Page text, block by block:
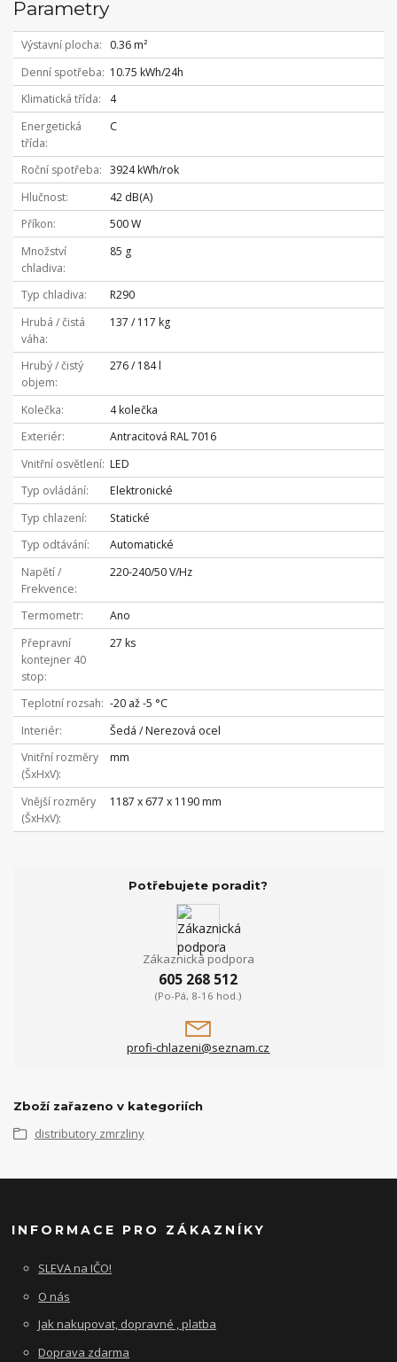
Parametry
Výstavní plocha
0.36 m²
Denní spotřeba
10.75 kWh/24h
Klimatická třída
4
Energetická
třída
C
Roční spotřeba
3924 kWh/rok
Hlučnost
42 dB(A)
Příkon
500 W
Množství
chladiva
85 g
Typ chladiva
R290
Hrubá / čistá
váha
137 / 117 kg
Hrubý / čistý
objem
276 / 184 l
Kolečka
4 kolečka
Exteriér
Antracitová RAL 7016
Vnitřní osvětlení LED
Typ ovládání
Elektronické
Typ chlazení
Statické
Typ odtávání
Automatické
Napětí /
Frekvence
220-240/50 V/Hz
Termometr
Ano
Přepravní
kontejner 40
stop
27 ks
Teplotní rozsah
-20 až -5 °C
Interiér
Šedá / Nerezová ocel
Vnitřní rozměry
(ŠxHxV)
mm
Vnější rozměry
(ŠxHxV)
1187 x 677 x 1190 mm
Potřebujete poradit?
Zákaznická podpora
605 268 512
(Po-Pá, 8-16 hod.)
profi-chlazeni@seznam.cz
Zboží zařazeno v kategoriích
distributory zmrzliny
INFORMACE PRO ZÁKAZNÍKY
SLEVA na IČO!
O nás
Jak nakupovat, dopravné , platba
Doprava zdarma